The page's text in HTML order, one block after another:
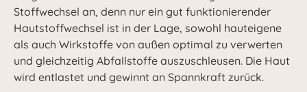
Stoffwechsel an, denn nur ein gut funktionierender
Hautstoffwechsel ist in der Lage, sowohl hauteigene
als auch Wirkstoffe von außen optimal zu verwerten
und gleichzeitig Abfallstoffe auszuschleusen. Die Haut
wird entlastet und gewinnt an Spannkraft zurück.